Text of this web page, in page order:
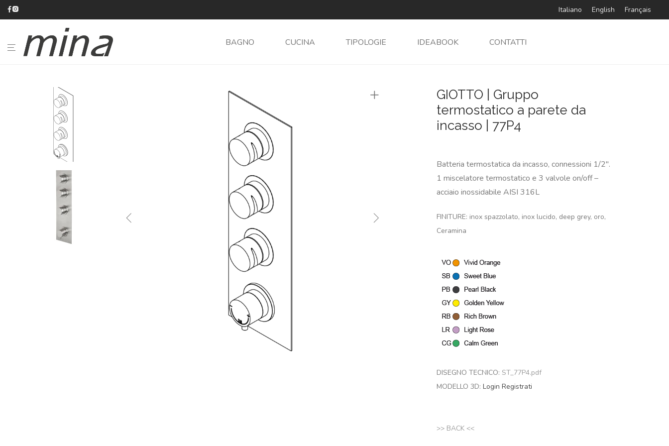
Italiano English Français
BAGNO CUCINA TIPOLOGIE IDEABOOK CONTATTI
GIOTTO | Gruppo
termostatico a parete da
incasso | 77P4
Batteria termostatica da incasso, connessioni 1/2″.
1 miscelatore termostatico e 3 valvole on/off –
acciaio inossidabile AISI 316L
FINITURE: inox spazzolato, inox lucido, deep grey, oro,
Ceramina
DISEGNO TECNICO: ST_77P4.pdf
MODELLO 3D: Login Registrati
>> BACK <<
CATALOGHI